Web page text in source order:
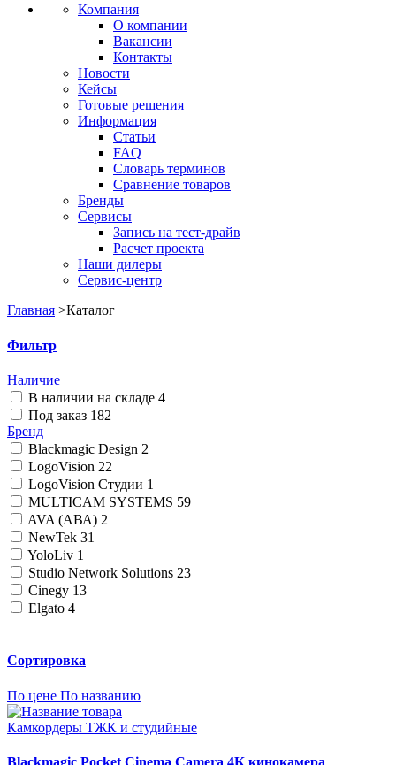
Компания
О компании
Вакансии
Контакты
Новости
Кейсы
Готовые решения
Информация
Статьи
FAQ
Словарь терминов
Сравнение товаров
Бренды
Сервисы
Запись на тест-драйв
Расчет проекта
Наши дилеры
Сервис-центр
Главная >Каталог
Фильтр
Наличие
В наличии на складе 4
Под заказ 182
Бренд
Blackmagic Design 2
LogoVision 22
LogoVision Студии 1
MULTICAM SYSTEMS 59
AVA (АВА) 2
NewTek 31
YoloLiv 1
Studio Network Solutions 23
Cinegy 13
Elgato 4
Сортировка
По цене По названию
Камкордеры ТЖК и студийные
Blackmagic Pocket Cinema Camera 4K кинокамера